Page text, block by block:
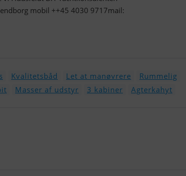
mobil ++45 4030 9717mail:
Kvalitetsbåd Let at manøvrere
Rummelig
Masser af udstyr 3 kabiner Agterkahyt